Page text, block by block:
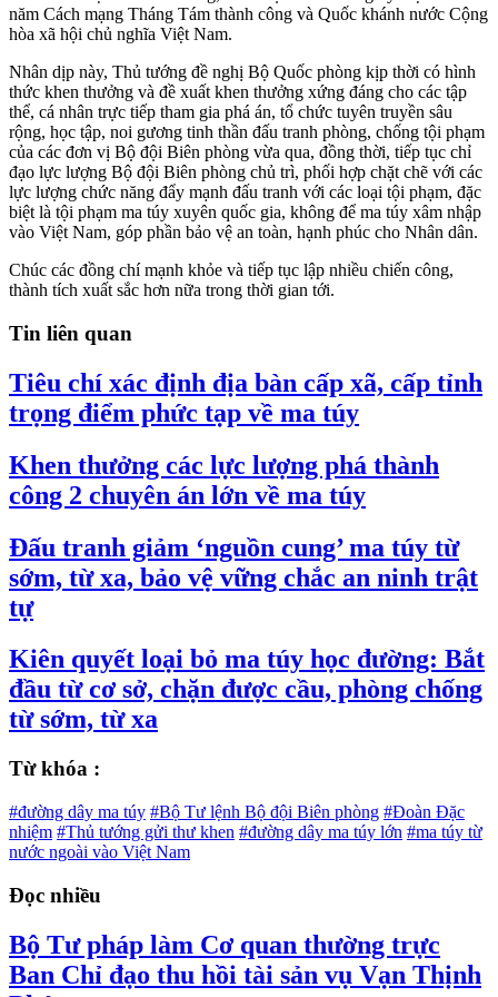
năm Cách mạng Tháng Tám thành công và Quốc khánh nước Cộng
hòa xã hội chủ nghĩa Việt Nam.
Nhân dịp này, Thủ tướng đề nghị Bộ Quốc phòng kịp thời có hình
thức khen thưởng và đề xuất khen thưởng xứng đáng cho các tập
thể, cá nhân trực tiếp tham gia phá án, tổ chức tuyên truyền sâu
rộng, học tập, noi gương tinh thần đấu tranh phòng, chống tội phạm
của các đơn vị Bộ đội Biên phòng vừa qua, đồng thời, tiếp tục chỉ
đạo lực lượng Bộ đội Biên phòng chủ trì, phối hợp chặt chẽ với các
lực lượng chức năng đẩy mạnh đấu tranh với các loại tội phạm, đặc
biệt là tội phạm ma túy xuyên quốc gia, không để ma túy xâm nhập
vào Việt Nam, góp phần bảo vệ an toàn, hạnh phúc cho Nhân dân.
Chúc các đồng chí mạnh khỏe và tiếp tục lập nhiều chiến công,
thành tích xuất sắc hơn nữa trong thời gian tới.
Tin liên quan
Tiêu chí xác định địa bàn cấp xã, cấp tỉnh
trọng điểm phức tạp về ma túy
Khen thưởng các lực lượng phá thành
công 2 chuyên án lớn về ma túy
Đấu tranh giảm ‘nguồn cung’ ma túy từ
sớm, từ xa, bảo vệ vững chắc an ninh trật
tự
Kiên quyết loại bỏ ma túy học đường: Bắt
đầu từ cơ sở, chặn được cầu, phòng chống
từ sớm, từ xa
Từ khóa :
#đường dây ma túy #Bộ Tư lệnh Bộ đội Biên phòng #Đoàn Đặc
nhiệm #Thủ tướng gửi thư khen #đường dây ma túy lớn #ma túy từ
nước ngoài vào Việt Nam
Đọc nhiều
Bộ Tư pháp làm Cơ quan thường trực
Ban Chỉ đạo thu hồi tài sản vụ Vạn Thịnh